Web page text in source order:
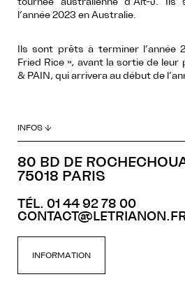
l’année 2023 en Australie.
Ils sont prêts à terminer l’année
Fried Rice », avant la sortie de leur
& PAIN, qui arrivera au début de
INFOS ↓
80 BD DE
75018 PARIS
TÉL. 01 44 92 78 00
INFORMATION